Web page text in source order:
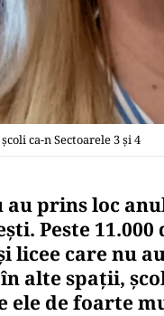
ca-n Sectoarele 3 și 4
au prins loc
Peste
licee care nu
alte spații,
ele de foarte